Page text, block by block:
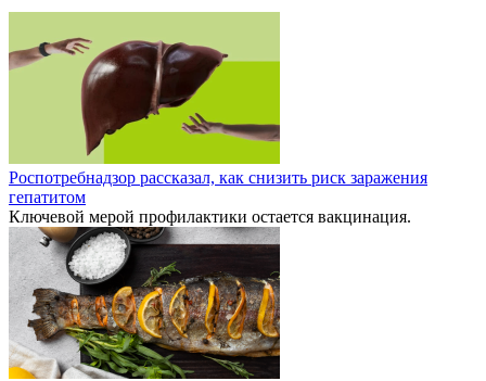
Роспотребнадзор рассказал, как снизить риск заражения
гепатитом
Ключевой мерой профилактики остается вакцинация.